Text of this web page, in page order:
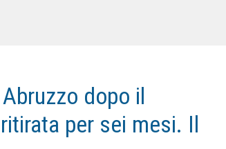
dopo il
per sei mesi. Il